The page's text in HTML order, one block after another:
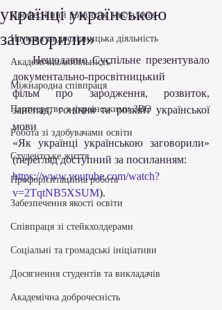
Професійний розвиток викладачів
Наукова та дослідницька діяльність
Академічна мобільність
Міжнародна співпраця
Партнерство з українськими ЗВО
Робота зі здобувачами освіти
Студентське життя
Профорієнтаційна робота
Забезпечення якості освіти
Співпраця зі стейкхолдерами
Соціальні та громадські ініціативи
Досягнення студентів та викладачів
Академічна доброчесність
українці українською
заговорили»
    Нещодавно Суспільне презентувало
документально-просвітницький
фільм про зародження, розвиток,
занепад, гоніння та розквіт української
мови
«Як українці українською заговорили»
(перегляд доступний за посиланням:
https://www.youtube.com/watch?
v=2TqtNB5XSUM).